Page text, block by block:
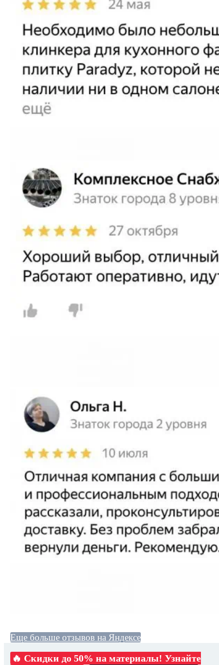
Еще больше отзывов на Яндексе
🔥 Скидки до 50% на материалы! Узнайте